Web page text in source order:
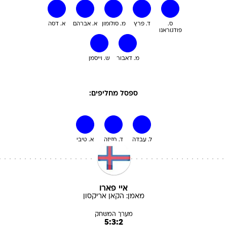
א. דסה א. אברהם מ. סולומון ד. פרץ
ס.
פודגוראנו
ש. וייסמן מ. דאבור
ספסל מחליפים:
א. טיבי ד. חזיזה ל. עבדה
איי פארו
מאמן: הקאן אריקסון
מערך המשחק
5:3:2